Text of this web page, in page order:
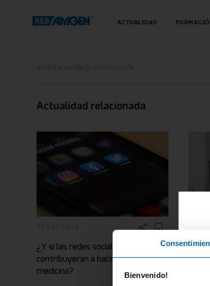
Bienvenido!
ACTUALIDAD
Actualidad relacionada
¿Y si las redes sociales
contribuyeran a hacer avanzar la
medicina?
01